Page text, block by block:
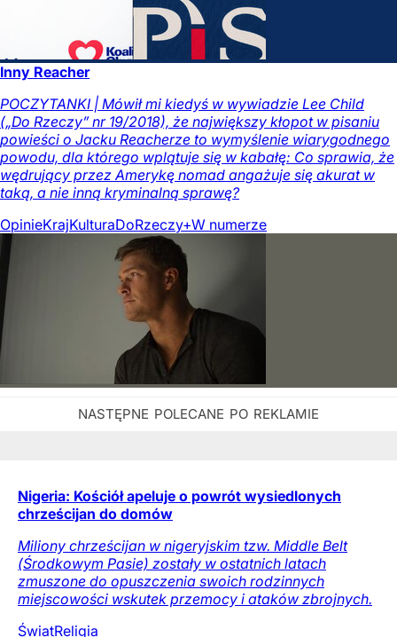
Inny Reacher
POCZYTANKI | Mówił mi kiedyś w wywiadzie Lee Child
(„Do Rzeczy” nr 19/2018), że największy kłopot w pisaniu
powieści o Jacku Reacherze to wymyślenie wiarygodnego
powodu, dla którego wplątuje się w kabałę: Co sprawia, że
wędrujący przez Amerykę nomad angażuje się akurat w
taką, a nie inną kryminalną sprawę?
OpinieKrajKulturaDoRzeczy+W numerze
Nigeria: Kościół apeluje o powrót wysiedlonych
chrześcijan do domów
Miliony chrześcijan w nigeryjskim tzw. Middle Belt
(Środkowym Pasie) zostały w ostatnich latach
zmuszone do opuszczenia swoich rodzinnych
miejscowości wskutek przemocy i ataków zbrojnych.
ŚwiatReligia